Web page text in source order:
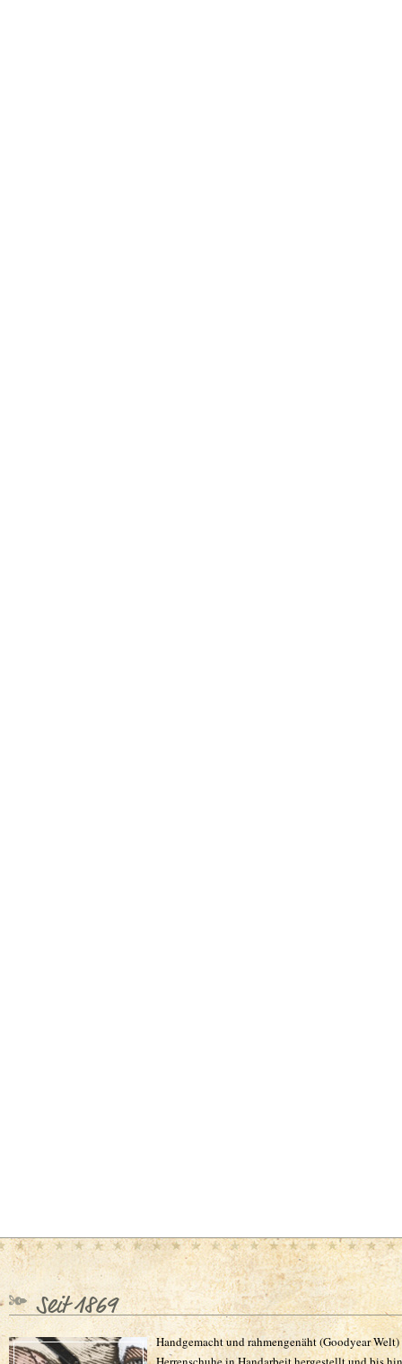
Seit 1869
Handgemacht und rahmengenäht (Goodyear